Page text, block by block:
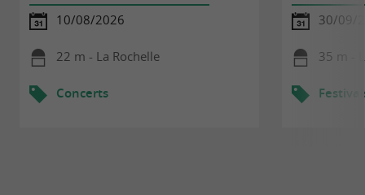
10/08/2026
22 m - La Rochelle
Concerts
30/09/
35 m -